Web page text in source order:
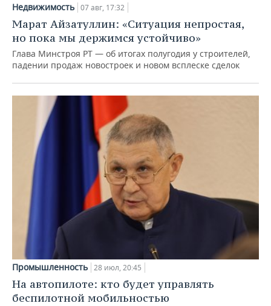
Недвижимость 07 авг, 17:32
Марат Айзатуллин: «Ситуация непростая,
но пока мы держимся устойчиво»
Глава Минстроя РТ — об итогах полугодия у строителей,
падении продаж новостроек и новом всплеске сделок
Промышленность 28 июл, 20:45
На автопилоте: кто будет управлять
беспилотной мобильностью